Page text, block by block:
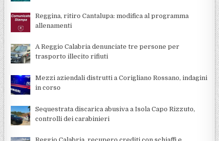
Reggina, ritiro Cantalupa: modifica al programma
allenamenti
A Reggio Calabria denunciate tre persone per
trasporto illecito rifiuti
Mezzi aziendali distrutti a Corigliano Rossano, indagini
in corso
Sequestrata discarica abusiva a Isola Capo Rizzuto,
controlli dei carabinieri